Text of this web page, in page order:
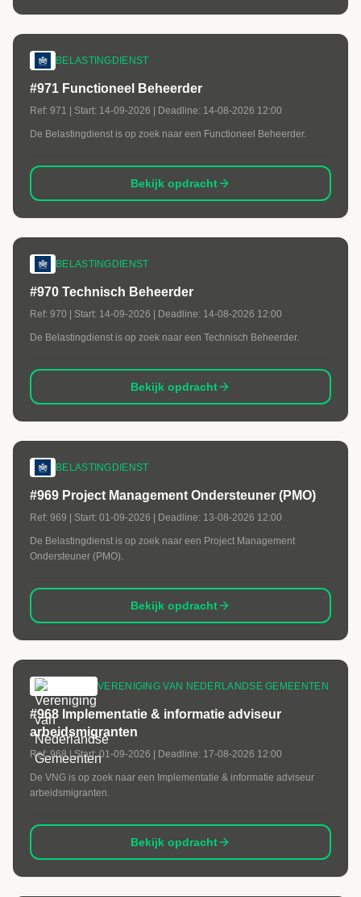
BELASTINGDIENST
#971 Functioneel Beheerder
Ref: 971 | Start: 14-09-2026 | Deadline: 14-08-2026 12:00
De Belastingdienst is op zoek naar een Functioneel Beheerder.
Bekijk opdracht
BELASTINGDIENST
#970 Technisch Beheerder
Ref: 970 | Start: 14-09-2026 | Deadline: 14-08-2026 12:00
De Belastingdienst is op zoek naar een Technisch Beheerder.
Bekijk opdracht
BELASTINGDIENST
#969 Project Management Ondersteuner (PMO)
Ref: 969 | Start: 01-09-2026 | Deadline: 13-08-2026 12:00
De Belastingdienst is op zoek naar een Project Management
Ondersteuner (PMO).
Bekijk opdracht
VERENIGING VAN NEDERLANDSE GEMEENTEN
#968 Implementatie & informatie adviseur
arbeidsmigranten
Ref:968| Start:01-09-2026 | Deadline: 17-08-2026 12:00
De VNG is op zoek naar een Implementatie & informatie adviseur
arbeidsmigranten.
Bekijk opdracht